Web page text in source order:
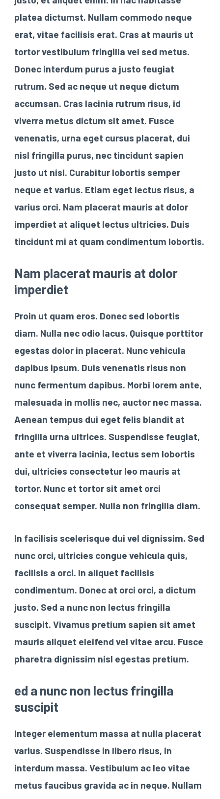
platea dictumst. Nullam commodo neque
erat, vitae facilisis erat. Cras at mauris ut
tortor vestibulum fringilla vel sed metus.
Donec interdum purus a justo feugiat
rutrum. Sed ac neque ut neque dictum
accumsan. Cras lacinia rutrum risus, id
viverra metus dictum sit amet. Fusce
venenatis, urna eget cursus placerat, dui
nisl fringilla purus, nec tincidunt sapien
justo ut nisl. Curabitur lobortis semper
neque et varius. Etiam eget lectus risus, a
varius orci. Nam placerat mauris at dolor
imperdiet at aliquet lectus ultricies. Duis
tincidunt mi at quam condimentum lobortis.
Nam placerat mauris at dolor
imperdiet
Proin ut quam eros. Donec sed lobortis
diam. Nulla nec odio lacus. Quisque porttitor
egestas dolor in placerat. Nunc vehicula
dapibus ipsum. Duis venenatis risus non
nunc fermentum dapibus. Morbi lorem ante,
malesuada in mollis nec, auctor nec massa.
Aenean tempus dui eget felis blandit at
fringilla urna ultrices. Suspendisse feugiat,
ante et viverra lacinia, lectus sem lobortis
dui, ultricies consectetur leo mauris at
tortor. Nunc et tortor sit amet orci
consequat semper. Nulla non fringilla diam.
In facilisis scelerisque dui vel dignissim. Sed
nunc orci, ultricies congue vehicula quis,
facilisis a orci. In aliquet facilisis
condimentum. Donec at orci orci, a dictum
justo. Sed a nunc non lectus fringilla
suscipit. Vivamus pretium sapien sit amet
mauris aliquet eleifend vel vitae arcu. Fusce
pharetra dignissim nisl egestas pretium.
ed a nunc non lectus fringilla
suscipit
Integer elementum massa at nulla placerat
varius. Suspendisse in libero risus, in
interdum massa. Vestibulum ac leo vitae
metus faucibus gravida ac in neque. Nullam